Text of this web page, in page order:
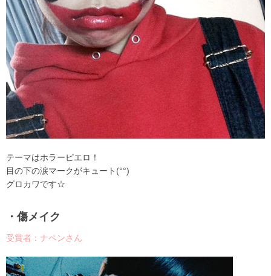
テーマはホラーピエロ！
目の下の涙マークがキュート(°°)
グロカワです☆
・傷メイク
受賞者：ナペンさん